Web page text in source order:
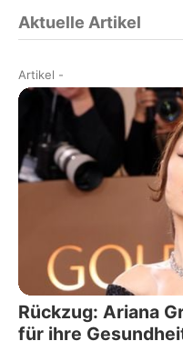
Aktuelle Artikel
Artikel -
Rückzug: Ariana
für ihre